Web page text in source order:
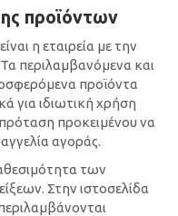
προϊόντων
η εταιρεία με την
περιλαμβανόμενα και
προϊόντα
για ιδιωτική χρήση
προκειμένου να
αγοράς.
των
Στην ιστοσελίδα